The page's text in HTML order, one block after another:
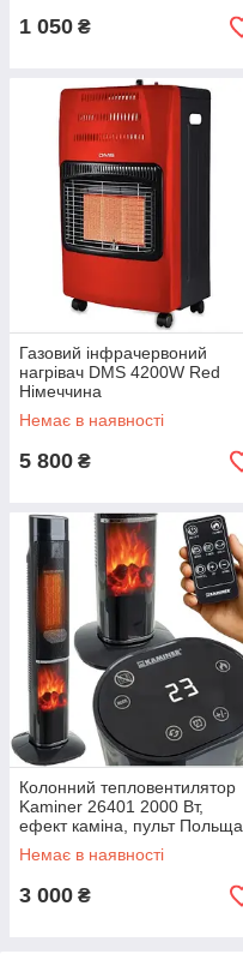
1 050 ₴
Газовий інфрачервоний
нагрівач DMS 4200W Red
Німеччина
Немає в наявності
5 800 ₴
Колонний тепловентилятор
Kaminer 26401 2000 Вт,
ефект каміна, пульт Польща
Немає в наявності
3 000 ₴